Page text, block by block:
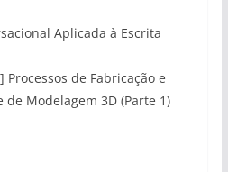
Aplicada à Escrita
Processos de Fabricação e
Modelagem 3D (Parte 1)